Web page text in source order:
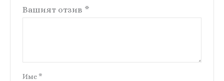
Вашият отзив *
Име*